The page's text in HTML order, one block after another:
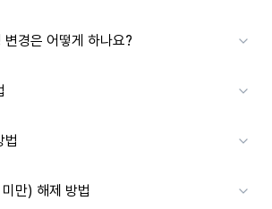
변경은 어떻게 하나요?
법
만) 해제 방법